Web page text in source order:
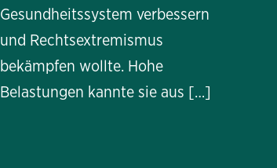
Gesundheitssystem verbessern
und Rechtsextremismus
bekämpfen wollte. Hohe
Belastungen kannte sie aus […]